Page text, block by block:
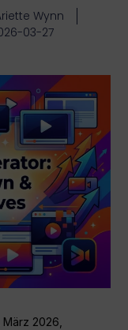
Wynn
03-27
März 2026,